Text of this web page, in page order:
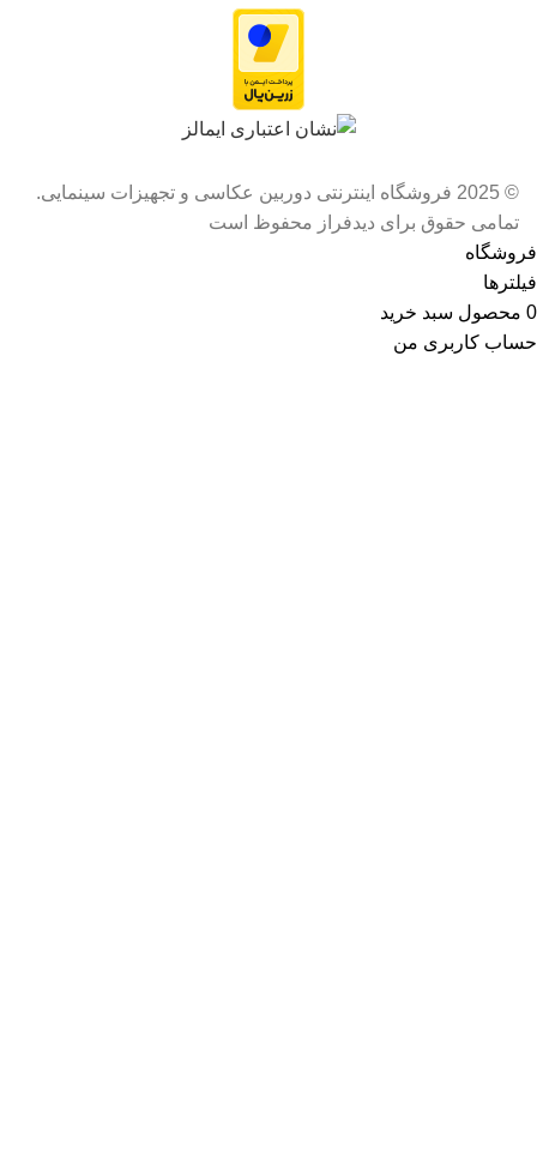
© 2025 فروشگاه اینترنتی دوربین عکاسی و تجهیزات سینمایی.
تمامی حقوق برای دیدفراز محفوظ است
فروشگاه
فیلترها
0 محصول سبد خرید
حساب کاربری من